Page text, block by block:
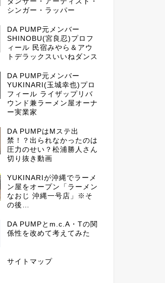
シンガー・ラッパー
DA PUMP元メンバー
SHINOBU(宮良忍)プロフ
ィール 民宿みやら＆アウ
トデラックスいいねダンス
DA PUMP元メンバー
YUKINARI(玉城幸也)プロ
フィール ライザップリバ
ウンド兼ラーメン屋オーナ
ー実業家
DA PUMPはMステ出
禁！？出られなかったのは
圧力のせい？松浦勝人さん
切り抜き動画
YUKINARIが沖縄でラーメ
ン屋をオープン「ラーメン
なおじ 沖縄一号店」※そ
の後…
DA PUMPとm.c.A・Tの関
係性を改めて考えてみた
サイトマップ